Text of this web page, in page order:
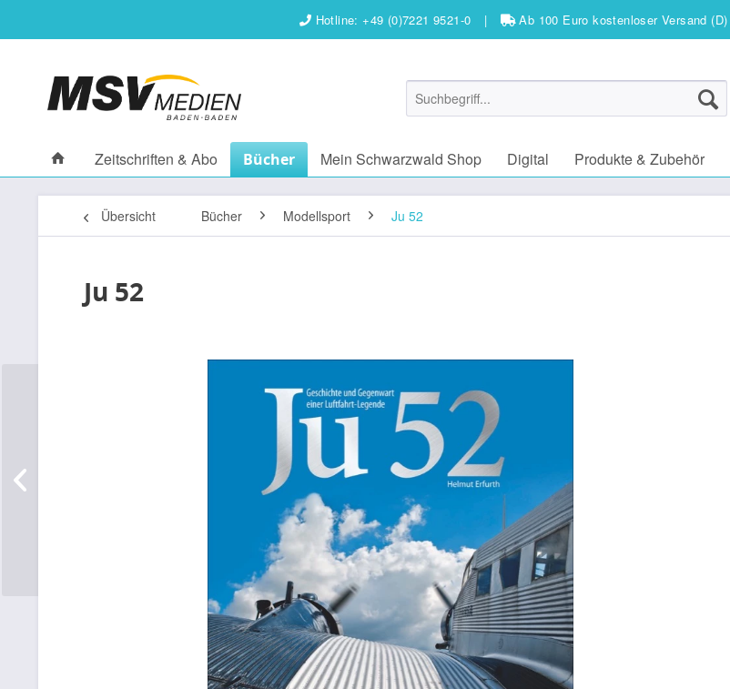
Hotline: +49 (0)7221 9521-0 | Ab 100 Euro kostenloser Versand (D)
Zeitschriften & Abo Bücher Mein Schwarzwald Shop Digital Produkte & Zubehör
Übersicht Bücher Modellsport Ju 52
Ju 52